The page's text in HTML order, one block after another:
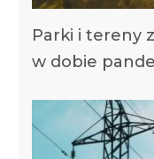
Parki i tereny
w dobie